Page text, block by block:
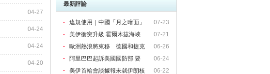
04-27
04-24
04-24
04-20
最新評論
07-23
違規使用｜中國「月之暗面」
被
07-21
美伊衝突升級 霍爾木茲海峽
06-26
歐洲熱浪將東移 德國和捷克
06-24
阿里巴巴起訴美國國防部 要
06-22
美伊首輪會談據報未就伊朗核